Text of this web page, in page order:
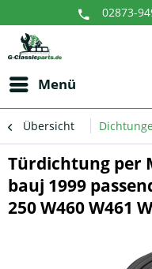
02873-
Menü
Übersicht
Türdichtung per
bauj 1999
250 W460 W461